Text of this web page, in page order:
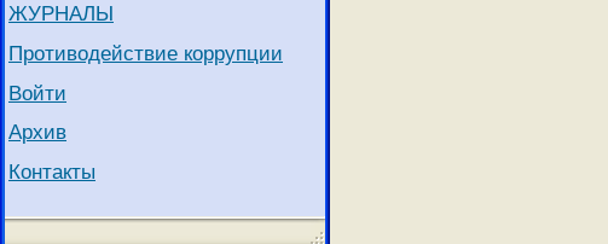
ЖУРНАЛЫ
Противодействие коррупции
Войти
Архив
Контакты